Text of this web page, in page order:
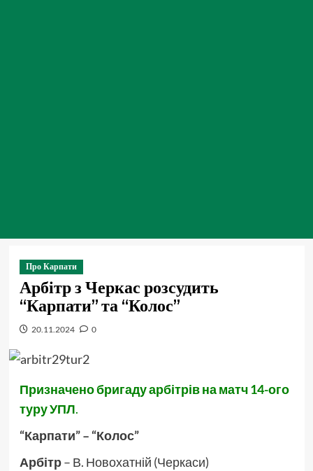
Про Карпати
Арбітр з Черкас розсудить
“Карпати” та “Колос”
20.11.2024 0
Призначено бригаду арбітрів на матч 14-ого
туру УПЛ.
“Карпати” – “Колос”
Арбітр– В. Новохатній (Черкаси)